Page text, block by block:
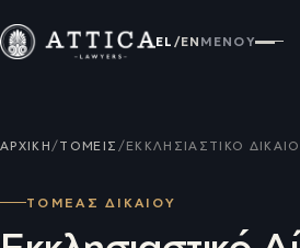
EL /EN ΜΕΝΟΎ
ΑΡΧΙΚΉ/ΤΟΜΕΊΣ /ΕΚΚΛΗΣΙΑΣΤΙΚΌ ΔΊΚΑΙΟ
ΤΟΜΕΑΣ ΔΙΚΑΙΟΥ